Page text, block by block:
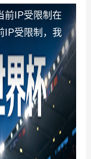
前IP受限制 在
IP受限制，我